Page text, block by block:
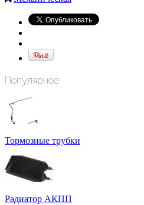
Популярное:
Тормозные трубки
Радиатор АКПП